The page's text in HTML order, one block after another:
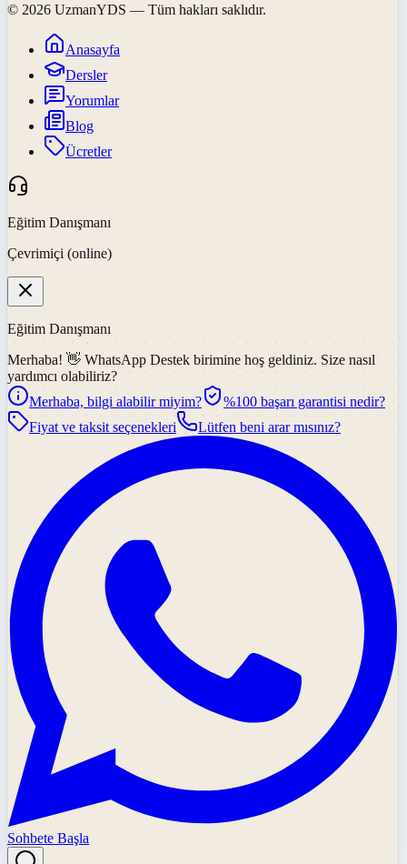
© 2026 UzmanYDS — Tüm hakları saklıdır.
Anasayfa
Dersler
Yorumlar
Blog
Ücretler
Eğitim Danışmanı
Çevrimiçi (online)
Eğitim Danışmanı
Merhaba! 👋 WhatsApp Destek birimine hoş geldiniz. Size nasıl
yardımcı olabiliriz?
Merhaba, bilgi alabilir miyim?
%100 başarı garantisi nedir?
Fiyat ve taksit seçenekleri
Lütfen beni arar mısınız?
Sohbete Başla